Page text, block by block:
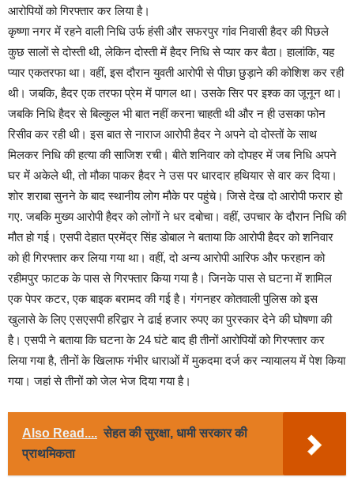
आरोपियों को गिरफ्तार कर लिया है।
कृष्णा नगर में रहने वाली निधि उर्फ हंसी और सफरपुर गांव निवासी हैदर की पिछले
कुछ सालों से दोस्ती थी, लेकिन दोस्ती में हैदर निधि से प्यार कर बैठा। हालांकि, यह
प्यार एकतरफा था। वहीं, इस दौरान युवती आरोपी से पीछा छुड़ाने की कोशिश कर रही
थी। जबकि, हैदर एक तरफा प्रेम में पागल था। उसके सिर पर इश्क का जूनून था।
जबकि निधि हैदर से बिल्कुल भी बात नहीं करना चाहती थी और न ही उसका फोन
रिसीव कर रही थी। इस बात से नाराज आरोपी हैदर ने अपने दो दोस्तों के साथ
मिलकर निधि की हत्या की साजिश रची। बीते शनिवार को दोपहर में जब निधि अपने
घर में अकेले थी, तो मौका पाकर हैदर ने उस पर धारदार हथियार से वार कर दिया।
शोर शराबा सुनने के बाद स्थानीय लोग मौके पर पहुंचे। जिसे देख दो आरोपी फरार हो
गए. जबकि मुख्य आरोपी हैदर को लोगों ने धर दबोचा। वहीं, उपचार के दौरान निधि की
मौत हो गई। एसपी देहात प्रमेंद्र सिंह डोबाल ने बताया कि आरोपी हैदर को शनिवार
को ही गिरफ्तार कर लिया गया था। वहीं, दो अन्य आरोपी आरिफ और फरहान को
रहीमपुर फाटक के पास से गिरफ्तार किया गया है। जिनके पास से घटना में शामिल
एक पेपर कटर, एक बाइक बरामद की गई है। गंगनहर कोतवाली पुलिस को इस
खुलासे के लिए एसएसपी हरिद्वार ने ढाई हजार रुपए का पुरस्कार देने की घोषणा की
है। एसपी ने बताया कि घटना के 24 घंटे बाद ही तीनों आरोपियों को गिरफ्तार कर
लिया गया है, तीनों के खिलाफ गंभीर धाराओं में मुकदमा दर्ज कर न्यायालय में पेश किया
गया। जहां से तीनों को जेल भेज दिया गया है।
Also Read.... सेहत की सुरक्षा, धामी सरकार की
प्राथमिकता